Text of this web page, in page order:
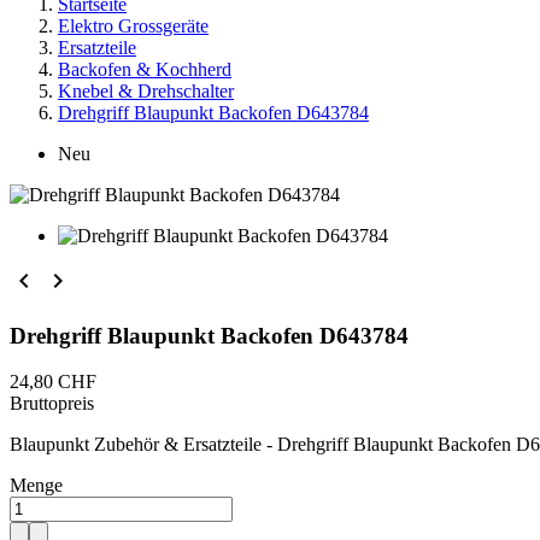
Elektro Grossgeräte
Ersatzteile
Backofen & Kochherd
Knebel & Drehschalter
Drehgriff Blaupunkt Backofen D643784
Neu
 
Drehgriff Blaupunkt Backofen D643784
24,80 CHF
Bruttopreis
Blaupunkt Zubehör & Ersatzteile - Drehgriff Blaupunkt Backofen
Menge